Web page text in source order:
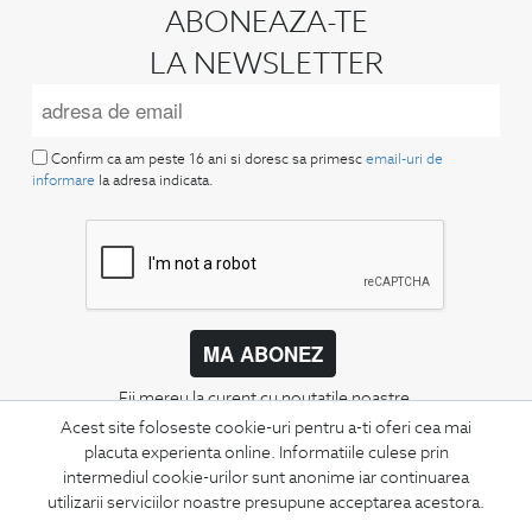
Acest site foloseste cookie-uri pentru a-ti oferi cea mai
placuta experienta online. Informatiile culese prin
intermediul cookie-urilor sunt anonime iar continuarea
utilizarii serviciilor noastre presupune acceptarea acestora.
ABONEAZA-TE
LA NEWSLETTER
Confirm ca am peste 16 ani si doresc sa primesc email-uri de
informare la adresa indicata.
MA ABONEZ
Fii mereu la curent cu noutatile noastre,
oferte speciale si trenduri in moda masculina.
CONCIERGE
Termeni si conditii